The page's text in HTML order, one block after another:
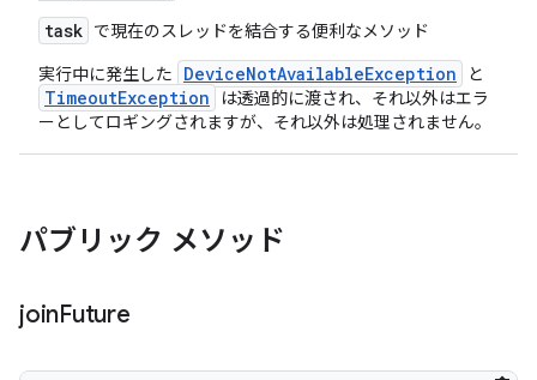
task で現在のスレッドを結合する便利なメソッド
実行中に発生した
DeviceNotAvailableException と
TimeoutException
は透過的に渡され、それ以外はエラ
ーとしてロギングされますが、それ以外は処理されません。
パブリック メソッド
joinFuture